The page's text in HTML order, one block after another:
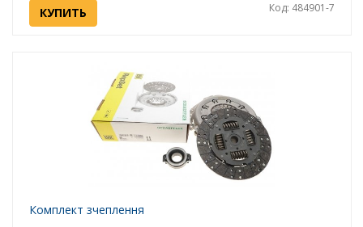
КУПИТЬ Код: 484901-7
Комплект зчеплення